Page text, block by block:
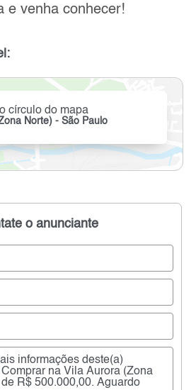
e venha conhecer!
círculo do mapa
Norte) - São Paulo
o anunciante